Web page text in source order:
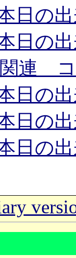
日の
日の
関連
日の
日の
日の